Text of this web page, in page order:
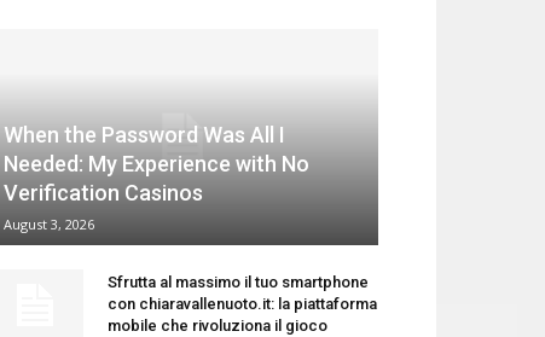
When the Password Was All I
Needed: My Experience with No
Verification Casinos
August 3, 2026
Sfrutta al massimo il tuo smartphone
con chiaravallenuoto.it: la piattaforma
mobile che rivoluziona il gioco